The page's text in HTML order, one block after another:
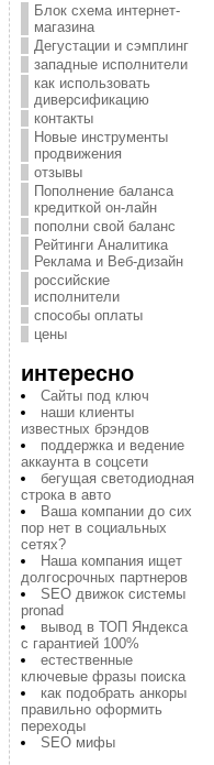
Блок схема интернет-
магазина
Дегустации и сэмплинг
западные исполнители
как использовать
диверсификацию
контакты
Новые инструменты
продвижения
отзывы
Пополнение баланса
кредиткой он-лайн
пополни свой баланс
Рейтинги Аналитика
Реклама и Веб-дизайн
российские
исполнители
способы оплаты
цены
интересно
Сайты под ключ
наши клиенты
известных брэндов
поддержка и ведение
аккаунта в соцсети
бегущая светодиодная
строка в авто
Ваша компании до сих
пор нет в социальных
сетях?
Наша компания ищет
долгосрочных партнеров
SEO движок системы
pronad
вывод в ТОП Яндекса
с гарантией 100%
естественные
ключевые фразы поиска
как подобрать анкоры
правильно оформить
переходы
SEO мифы